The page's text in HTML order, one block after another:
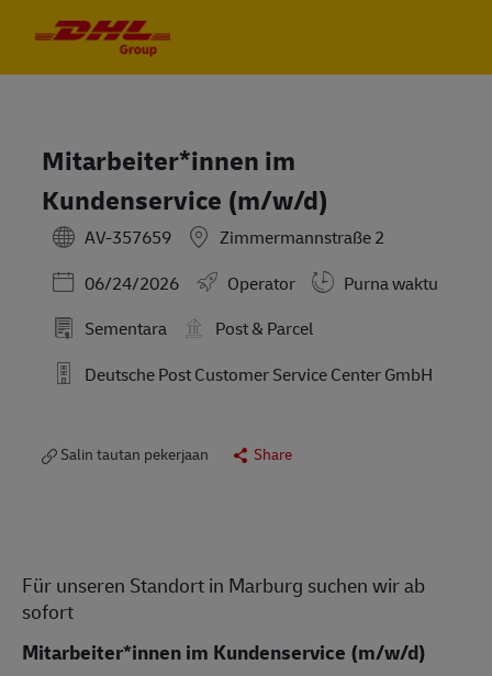
Mitarbeiter*innen im
Kundenservice (m/w/d)
AV-357659
Zimmermannstraße 2
Posted Date
06/24/2026 Operator
Purna waktu
Sementara
Post & Parcel
Deutsche Post Customer Service Center GmbH
Salin tautan pekerjaan Share
Für unseren Standort in Marburg suchen wir ab
sofort
Mitarbeiter*innen im Kundenservice (m/w/d)